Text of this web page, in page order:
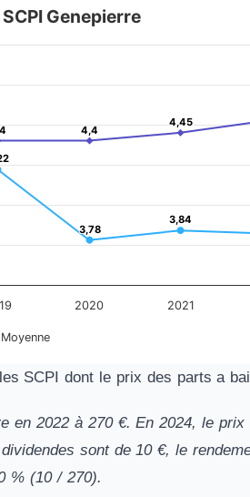
4.88.
Genepierre
3,78
3,78
3,84
3,84
4,4
4,4
4,45
4,45
Moyenne
2020 2021
SCPI dont le prix des parts a
en 2022 à 270 €. En 2024, le
sont de 10 €, le
% (10 / 270).